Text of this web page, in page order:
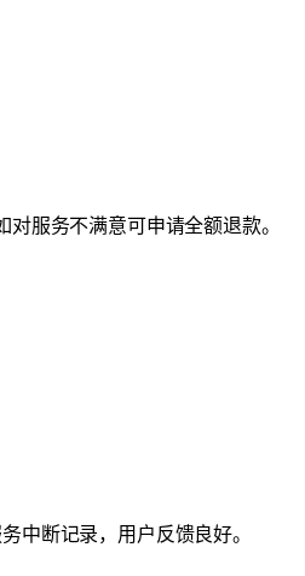
服务不满意可申请全额退款。
中断记录，用户反馈良好。